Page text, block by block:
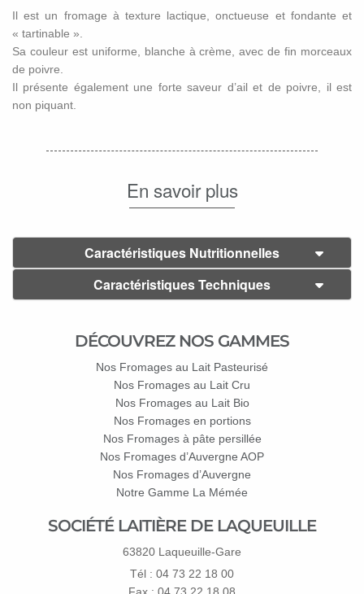
Il est un fromage à texture lactique, onctueuse et fondante et
« tartinable ».
Sa couleur est uniforme, blanche à crème, avec de fin morceaux
de poivre.
Il présente également une forte saveur d’ail et de poivre, il est
non piquant.
En savoir plus
Caractéristiques Nutritionnelles
Caractéristiques Techniques
DÉCOUVREZ NOS GAMMES
Nos Fromages au Lait Pasteurisé
Nos Fromages au Lait Cru
Nos Fromages au Lait Bio
Nos Fromages en portions
Nos Fromages à pâte persillée
Nos Fromages d’Auvergne AOP
Nos Fromages d’Auvergne
Notre Gamme La Mémée
SOCIÉTÉ LAITIÈRE DE LAQUEUILLE
63820 Laqueuille-Gare
Tél : 04 73 22 18 00
Fax : 04 73 22 18 08